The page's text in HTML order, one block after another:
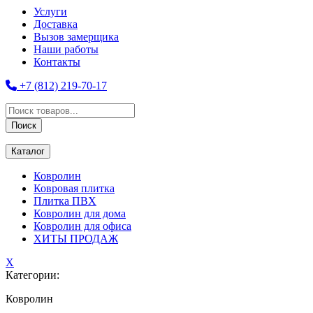
Услуги
Доставка
Вызов замерщика
Наши работы
Контакты
+7 (812) 219-70-17
Поиск
товаров
Поиск
Каталог
Ковролин
Ковровая плитка
Плитка ПВХ
Ковролин для дома
Ковролин для офиса
ХИТЫ ПРОДАЖ
X
Категории:
Ковролин